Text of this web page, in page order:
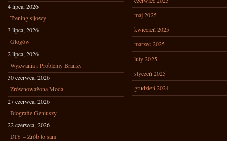
4 lipca, 2026
Trening siłowy
3 lipca, 2026
Głogów
2 lipca, 2026
Wyzwania i Problemy Branży
30 czerwca, 2026
Zrównoważona Moda
27 czerwca, 2026
Biografie Geniuszy
22 czerwca, 2026
DIY – Zrób to sam
maj 2025
kwiecień 2025
marzec 2025
luty 2025
styczeń 2025
grudzień 2024